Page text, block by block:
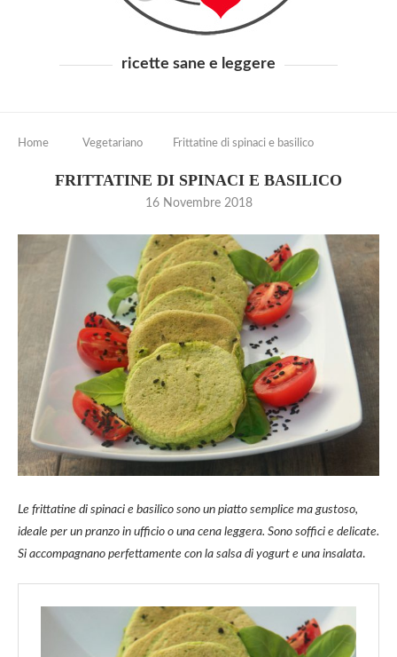
ricette sane e leggere
Home Vegetariano Frittatine di spinaci e basilico
FRITTATINE DI SPINACI E BASILICO
16 Novembre 2018
Le frittatine di spinaci e basilico sono un piatto semplice ma gustoso,
ideale per un pranzo in ufficio o una cena leggera. Sono soffici e delicate.
Si accompagnano perfettamente con la salsa di yogurt e una insalata.